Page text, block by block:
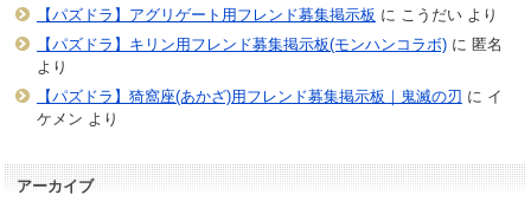
【パズドラ】アグリゲート用フレンド募集掲示板 に こうだいより
【パズドラ】キリン用フレンド募集掲示板(モンハンコラボ)に 匿名
より
【パズドラ】猗窩座(あかざ)用フレンド募集掲示板｜鬼滅の刃 に イ
ケメン より
アーカイブ